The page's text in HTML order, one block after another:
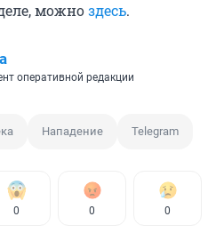
можноздесь.
оперативной редакции
Нападение Telegram
0 0 0